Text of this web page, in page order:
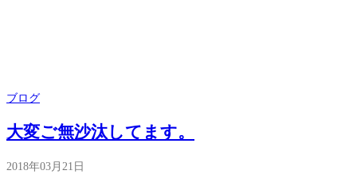
ブログ
大変ご無沙汰してます。
2018年03月21日